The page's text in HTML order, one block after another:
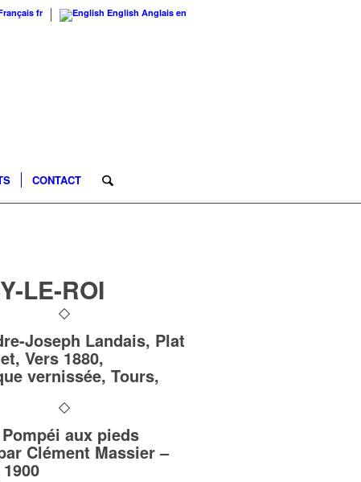
fr English Anglais en
CONTACT
LE-ROI
Joseph Landais, Plat
Vers 1880,
vernissée, Tours,
aux pieds
Clément Massier –